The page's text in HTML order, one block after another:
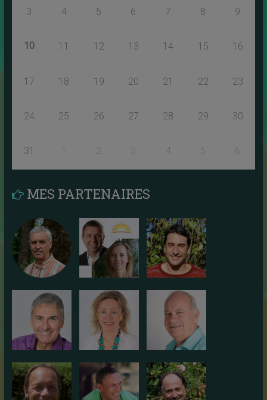
3 4 5 6 7 8 9
10 11 12 13 14 15 16
17 18 19 20 21 22 23
24 25 26 27 28 29 30
31 2 3 5 6
MES PARTENAIRES